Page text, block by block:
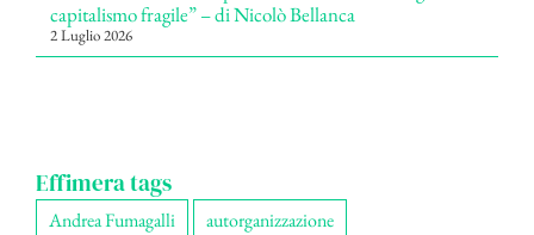
capitalismo fragile” – di Nicolò Bellanca
2 Luglio 2026
Effimera tags
Andrea Fumagalli
autorganizzazione